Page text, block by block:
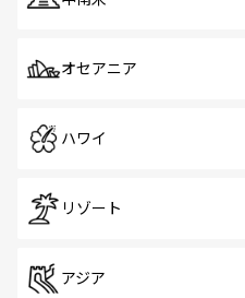
オセアニア
ハワイ
リゾート
アジア